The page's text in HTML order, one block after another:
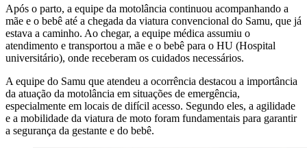
Após o parto, a equipe da motolância continuou acompanhando a
mãe e o bebê até a chegada da viatura convencional do Samu, que já
estava a caminho. Ao chegar, a equipe médica assumiu o
atendimento e transportou a mãe e o bebê para o HU (Hospital
universitário), onde receberam os cuidados necessários.
A equipe do Samu que atendeu a ocorrência destacou a importância
da atuação da motolância em situações de emergência,
especialmente em locais de difícil acesso. Segundo eles, a agilidade
e a mobilidade da viatura de moto foram fundamentais para garantir
a segurança da gestante e do bebê.